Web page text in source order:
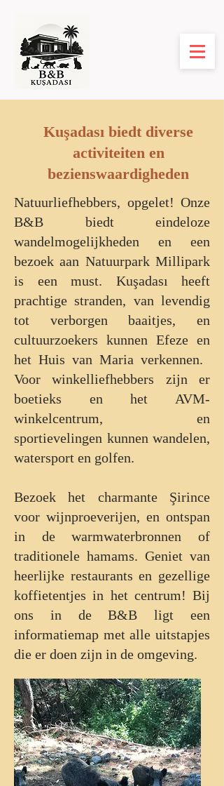
Kuşadası biedt diverse
activiteiten en
bezienswaardigheden
Natuurliefhebbers, opgelet! Onze
B&B biedt eindeloze
wandelmogelijkheden en een
bezoek aan Natuurpark Millipark
is een must. ​Kuşadası heeft
prachtige stranden, van levendig
tot verborgen baaitjes, en
cultuurzoekers kunnen Efeze en
het Huis van Maria verkennen. ​
Voor winkelliefhebbers zijn er
boetieks en het AVM-
winkelcentrum, en
sportievelingen kunnen wandelen,
watersport en golfen. ​
Bezoek het charmante Şirince
voor wijnproeverijen, en ontspan
in de warmwaterbronnen of
traditionele hamams. ​Geniet van
heerlijke restaurants en gezellige
koffietentjes in het centrum! Bij
ons in de B&B ligt een
informatiemap met alle uitstapjes
die er doen zijn in de omgeving.